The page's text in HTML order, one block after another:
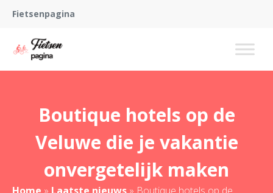
Fietsenpagina
Boutique hotels op de
Veluwe die je vakantie
onvergetelijk maken